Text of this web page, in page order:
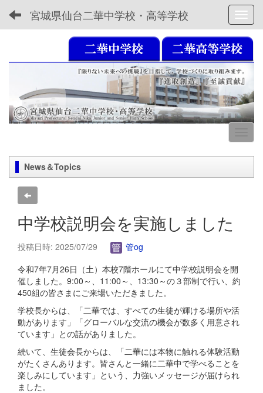
宮城県仙台二華中学校・高等学校
News＆Topics
中学校説明会を実施しました
投稿日時: 2025/07/29
管og
令和7年7月26日（土）本校7階ホールにて中学校説明会を開
催しました。9:00～、11:00～、13:30～の３部制で行い、約
450組の皆さまにご来場いただきました。
学校長からは、「二華では、すべての生徒が輝ける場所や活
動があります」「グローバルな交流の機会が数多く用意され
ています」との話がありました。
続いて、生徒会長からは、「二華には本物に触れる体験活動
がたくさんあります。皆さんと一緒に二華中で学べることを
楽しみにしています」という、力強いメッセージが届けられ
ました。